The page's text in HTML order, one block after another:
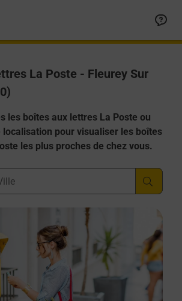
La Poste - Fleurey Sur
les boîtes aux lettres La Poste ou
localisation pour visualiser les boîtes
les plus proches de chez vous.
Code Postal